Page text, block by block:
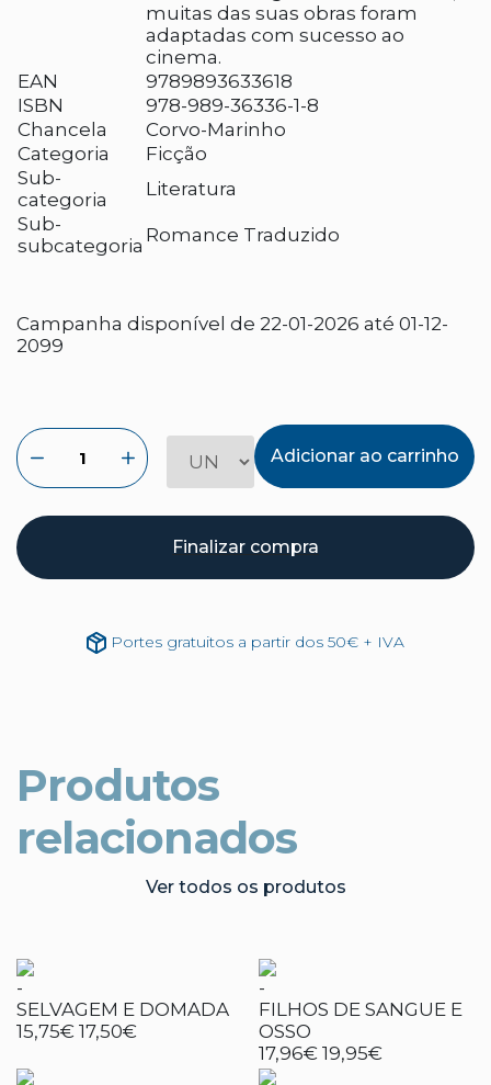
muitas das suas obras foram
adaptadas com sucesso ao
cinema.
EAN
9789893633618
ISBN
978-989-36336-1-8
Chancela
Corvo-Marinho
Categoria
Ficção
Sub-
categoria
Literatura
Sub-
subcategoria Romance Traduzido
Campanha disponível de 22-01-2026 até 01-12-
2099
Adicionar ao carrinho
Finalizar compra
Portes gratuitos a partir dos 50€ + IVA
Produtos
relacionados
Ver todos os produtos
-
SELVAGEM E DOMADA
15,75€ 17,50€
-
FILHOS DE SANGUE E
OSSO
17,96€ 19,95€